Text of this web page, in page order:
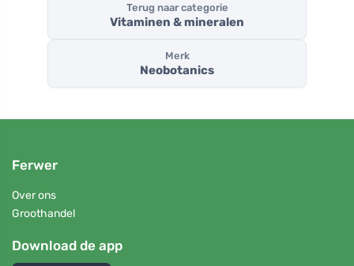
Terug naar categorie
Vitaminen & mineralen
Merk
Neobotanics
Ferwer
Over ons
Groothandel
Download de app